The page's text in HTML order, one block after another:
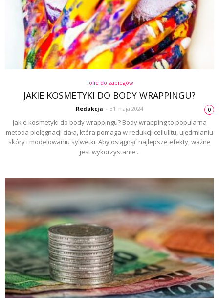
Folie do zabiegów
JAKIE KOSMETYKI DO BODY WRAPPINGU?
Redakcja - 31 maja 2024 0
Jakie kosmetyki do body wrappingu? Body wrapping to popularna
metoda pielęgnacji ciała, która pomaga w redukcji cellulitu, ujędrnianiu
skóry i modelowaniu sylwetki. Aby osiągnąć najlepsze efekty, ważne
jest wykorzystanie...